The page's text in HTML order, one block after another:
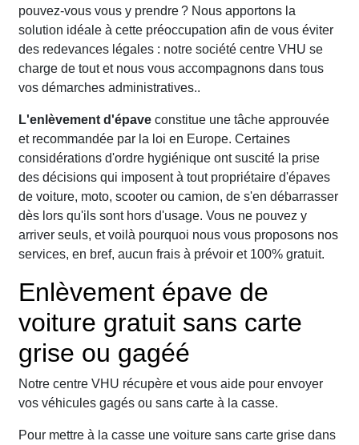
pouvez-vous vous y prendre ? Nous apportons la
solution idéale à cette préoccupation afin de vous éviter
des redevances légales : notre société centre VHU se
charge de tout et nous vous accompagnons dans tous
vos démarches administratives..
L'enlèvement d'épave constitue une tâche approuvée
et recommandée par la loi en Europe. Certaines
considérations d'ordre hygiénique ont suscité la prise
des décisions qui imposent à tout propriétaire d'épaves
de voiture, moto, scooter ou camion, de s'en débarrasser
dès lors qu'ils sont hors d'usage. Vous ne pouvez y
arriver seuls, et voilà pourquoi nous vous proposons nos
services, en bref, aucun frais à prévoir et 100% gratuit.
Enlèvement épave de
voiture gratuit sans carte
grise ou gagéé
Notre centre VHU récupère et vous aide pour envoyer
vos véhicules gagés ou sans carte à la casse.
Pour mettre à la casse une voiture sans carte grise dans